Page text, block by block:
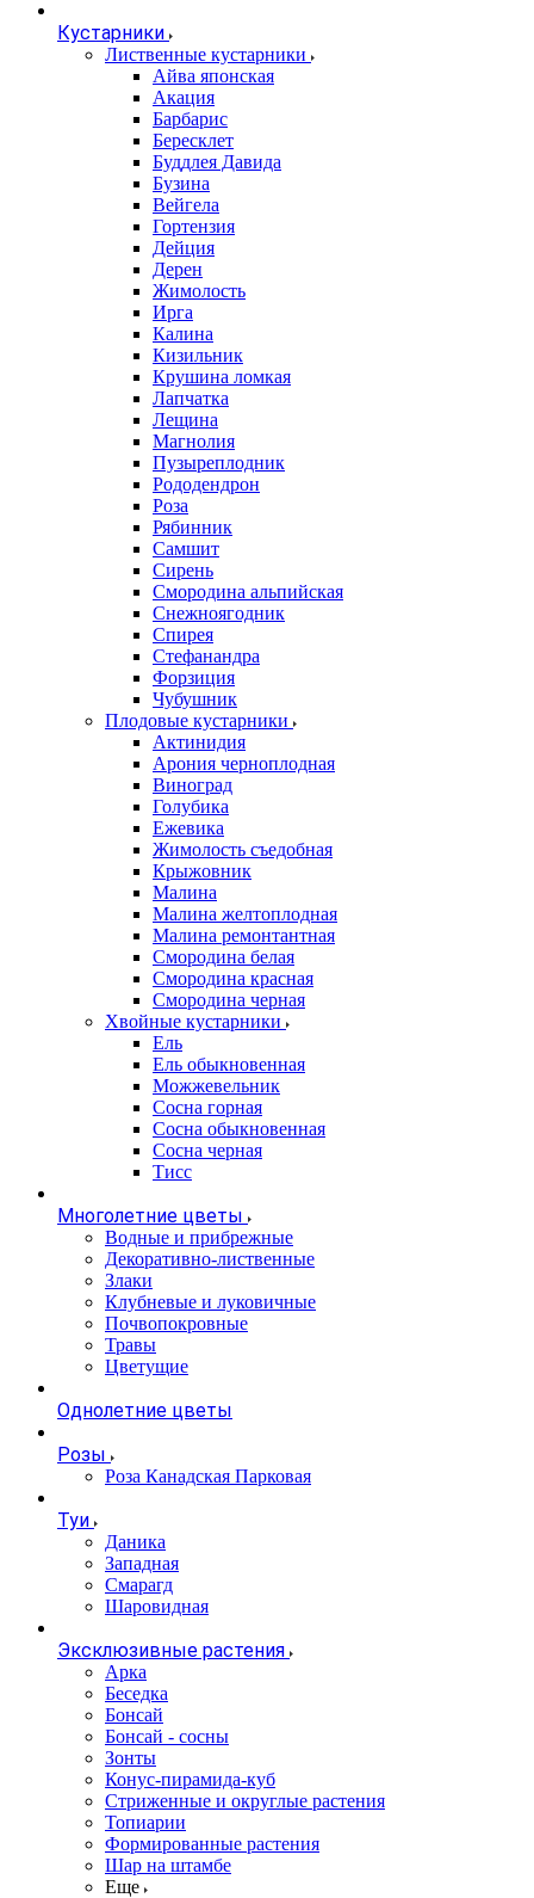
Кустарники
Лиственные кустарники
Айва японская
Акация
Барбарис
Бересклет
Буддлея Давида
Бузина
Вейгела
Гортензия
Дейция
Дерен
Жимолость
Ирга
Калина
Кизильник
Крушина ломкая
Лапчатка
Лещина
Магнолия
Пузыреплодник
Рододендрон
Роза
Рябинник
Самшит
Сирень
Смородина альпийская
Снежноягодник
Спирея
Стефанандра
Форзиция
Чубушник
Плодовые кустарники
Актинидия
Арония черноплодная
Виноград
Голубика
Ежевика
Жимолость съедобная
Крыжовник
Малина
Малина желтоплодная
Малина ремонтантная
Смородина белая
Смородина красная
Смородина черная
Хвойные кустарники
Ель
Ель обыкновенная
Можжевельник
Сосна горная
Сосна обыкновенная
Сосна черная
Тисс
Многолетние цветы
Водные и прибрежные
Декоративно-лиственные
Злаки
Клубневые и луковичные
Почвопокровные
Травы
Цветущие
Однолетние цветы
Розы
Роза Канадская Парковая
Туи
Даника
Западная
Смарагд
Шаровидная
Эксклюзивные растения
Арка
Беседка
Бонсай
Бонсай - сосны
Зонты
Конус-пирамида-куб
Стриженные и округлые растения
Топиарии
Формированные растения
Шар на штамбе
Еще